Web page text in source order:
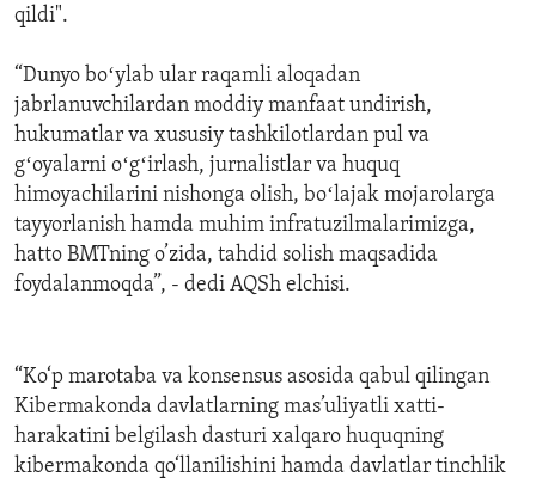
qildi".
“Dunyo boʻylab ular raqamli aloqadan
jabrlanuvchilardan moddiy manfaat undirish,
hukumatlar va xususiy tashkilotlardan pul va
gʻoyalarni oʻgʻirlash, jurnalistlar va huquq
himoyachilarini nishonga olish, boʻlajak mojarolarga
tayyorlanish hamda muhim infratuzilmalarimizga,
hatto BMTning o’zida, tahdid solish maqsadida
foydalanmoqda”, - dedi AQSh elchisi.
“Ko‘p marotaba va konsensus asosida qabul qilingan
Kibermakonda davlatlarning mas’uliyatli xatti-
harakatini belgilash dasturi xalqaro huquqning
kibermakonda qo‘llanilishini hamda davlatlar tinchlik